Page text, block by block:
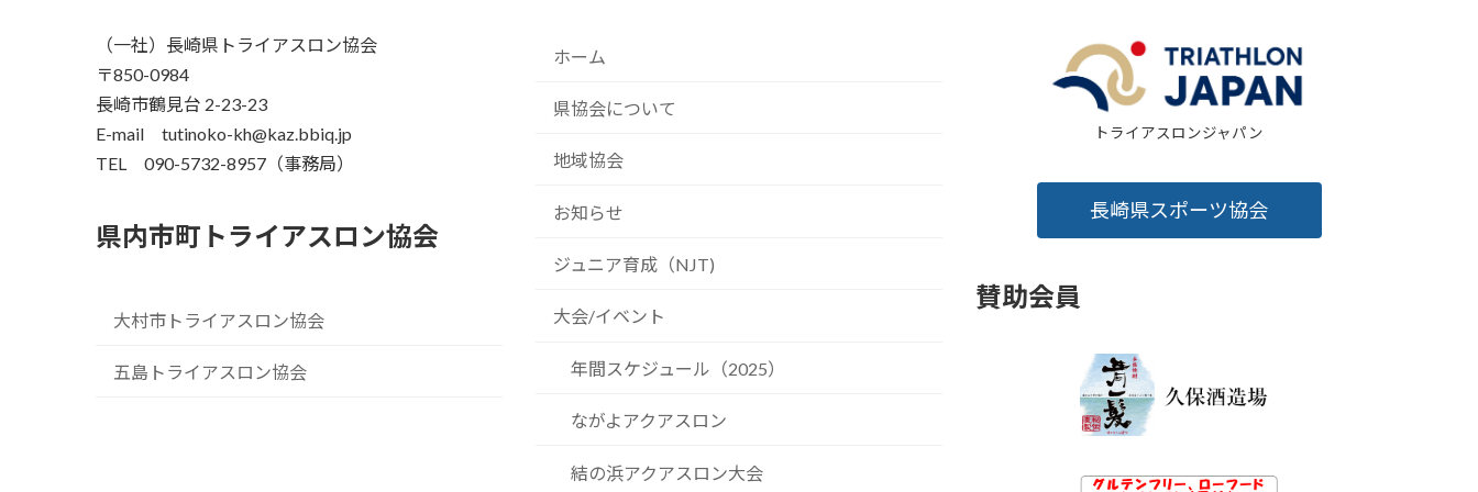
（一社）長崎県トライアスロン協会
〒850-0984
長崎市鶴見台 2-23-23
E-mail tutinoko-kh@kaz.bbiq.jp
TEL 090-5732-8957（事務局）
県内市町トライアスロン協会
大村市トライアスロン協会
五島トライアスロン協会
ホーム
県協会について
地域協会
お知らせ
ジュニア育成（NJT)
大会/イベント
年間スケジュール（2025）
ながよアクアスロン
結の浜アクアスロン大会
トライアスロンジャパン
長崎県スポーツ協会
賛助会員